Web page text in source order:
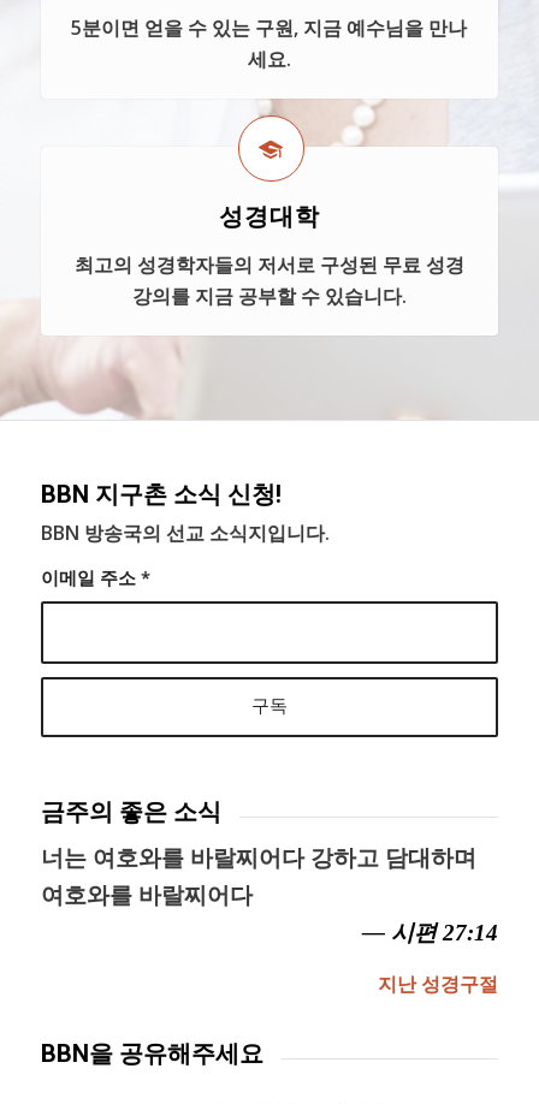
5분이면 얻을 수 있는 구원, 지금 예수님을 만나
세요.
성경대학
최고의 성경학자들의 저서로 구성된 무료 성경
강의를 지금 공부할 수 있습니다.
BBN 지구촌 소식 신청!
BBN 방송국의 선교 소식지입니다.
이메일 주소 *
금주의 좋은 소식
너는 여호와를 바랄찌어다 강하고 담대하며
여호와를 바랄찌어다
— 시편 27:14
지난 성경구절
BBN을 공유해주세요